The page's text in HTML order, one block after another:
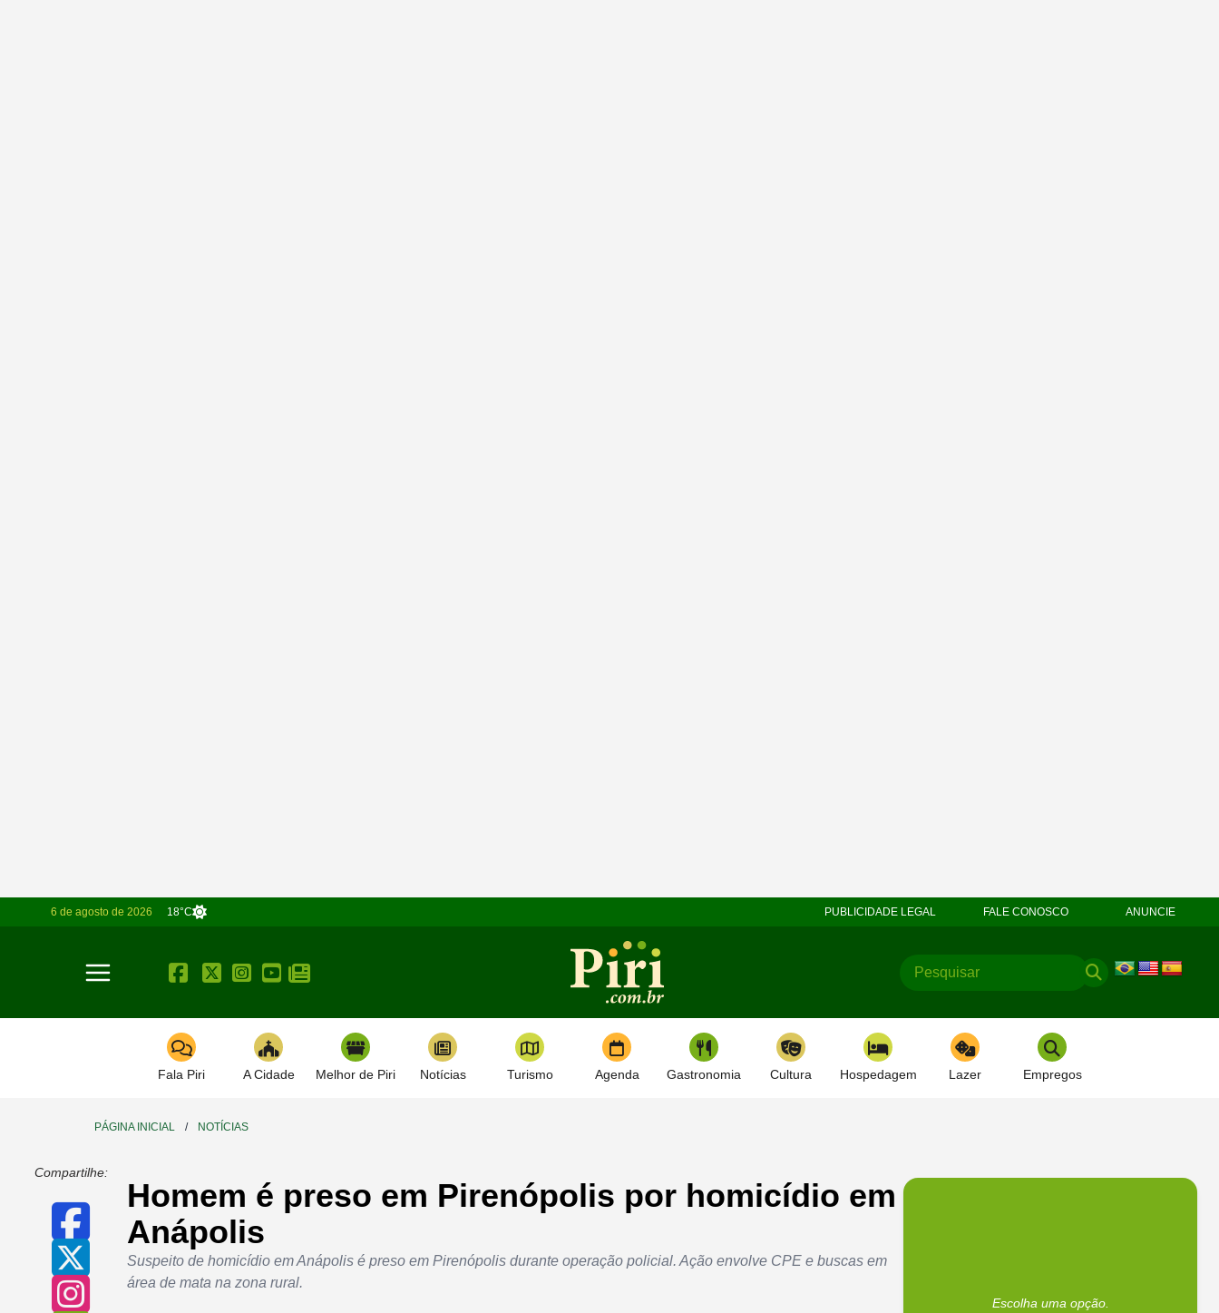
6 de agosto de 2026 18°C PUBLICIDADE LEGAL FALE CONOSCO ANUNCIE
Toggle navigation
Fala Piri A Cidade Melhor de Piri Notícias Turismo Agenda Gastronomia Cultura Hospedagem Lazer Empregos
PÁGINA INICIAL / NOTÍCIAS
Compartilhe:
Homem é preso em Pirenópolis por homicídio em
Anápolis
Suspeito de homicídio em Anápolis é preso em Pirenópolis durante operação policial. Ação envolve CPE e buscas em
área de mata na zona rural.
Escolha uma opção.